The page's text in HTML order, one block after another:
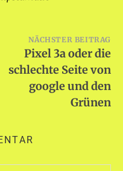
NÄCHSTER BEITRAG
Pixel 3a oder die
schlechte Seite von
google und den
Grünen